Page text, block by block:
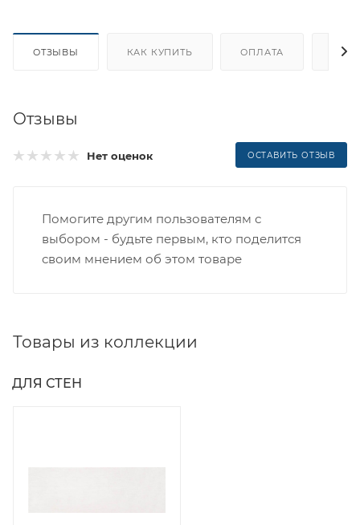
ОТЗЫВЫ КАК КУПИТЬ ОПЛАТА
Отзывы
Нет оценок ОСТАВИТЬ ОТЗЫВ
Помогите другим пользователям с
выбором - будьте первым, кто поделится
своим мнением об этом товаре
Товары из коллекции
ДЛЯ СТЕН